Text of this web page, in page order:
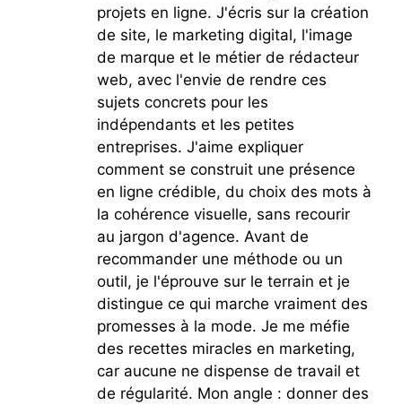
projets en ligne. J'écris sur la création
de site, le marketing digital, l'image
de marque et le métier de rédacteur
web, avec l'envie de rendre ces
sujets concrets pour les
indépendants et les petites
entreprises. J'aime expliquer
comment se construit une présence
en ligne crédible, du choix des mots à
la cohérence visuelle, sans recourir
au jargon d'agence. Avant de
recommander une méthode ou un
outil, je l'éprouve sur le terrain et je
distingue ce qui marche vraiment des
promesses à la mode. Je me méfie
des recettes miracles en marketing,
car aucune ne dispense de travail et
de régularité. Mon angle : donner des